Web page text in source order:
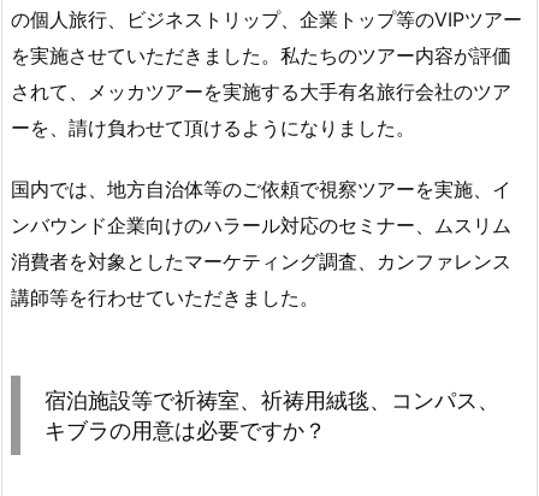
の個人旅行、ビジネストリップ、企業トップ等のVIPツアー
を実施させていただきました。私たちのツアー内容が評価
されて、メッカツアーを実施する大手有名旅行会社のツア
ーを、請け負わせて頂けるようになりました。
国内では、地方自治体等のご依頼で視察ツアーを実施、イ
ンバウンド企業向けのハラール対応のセミナー、ムスリム
消費者を対象としたマーケティング調査、カンファレンス
講師等を行わせていただきました。
宿泊施設等で祈祷室、祈祷用絨毯、コンパス、
キブラの用意は必要ですか？